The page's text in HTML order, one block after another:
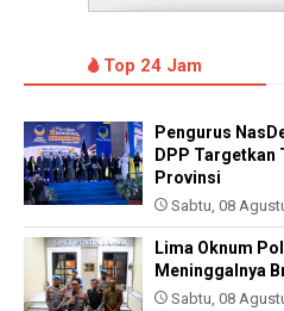
Top 24 Jam
Pengurus
DPP Targetkan
Provinsi
Sabtu, 08
Lima Oknum
Meninggalnya
Sabtu, 08